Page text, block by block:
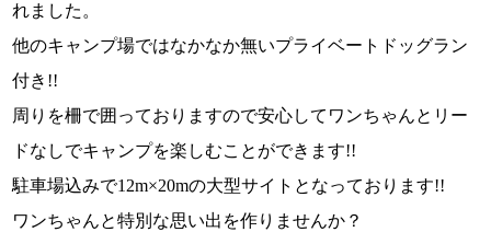
れました。
他のキャンプ場ではなかなか無いプライベートドッグラン
付き!!
周りを柵で囲っておりますので安心してワンちゃんとリー
ドなしでキャンプを楽しむことができます!!
駐車場込みで12m×20mの大型サイトとなっております!!
ワンちゃんと特別な思い出を作りませんか？